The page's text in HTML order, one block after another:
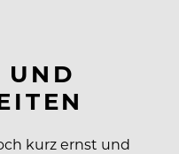
S
kurz ernst und